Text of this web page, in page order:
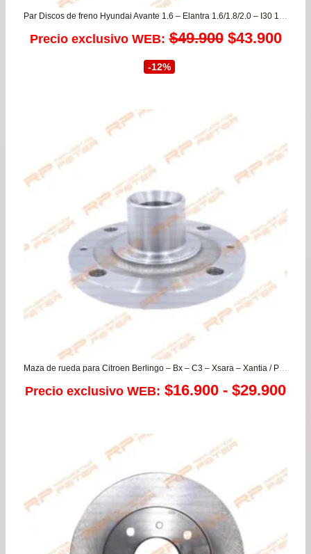
Precio exclusivo WEB: $49.900 El
era:
$49.900.
$43.900El
-12%
Maza de rueda para Citroen Berlingo – Bx – C3 – Xsara – Xantia / Peugeot 206 – 307 – 405 – Partner
Precio exclusivo WEB: $16.900 - $29.900